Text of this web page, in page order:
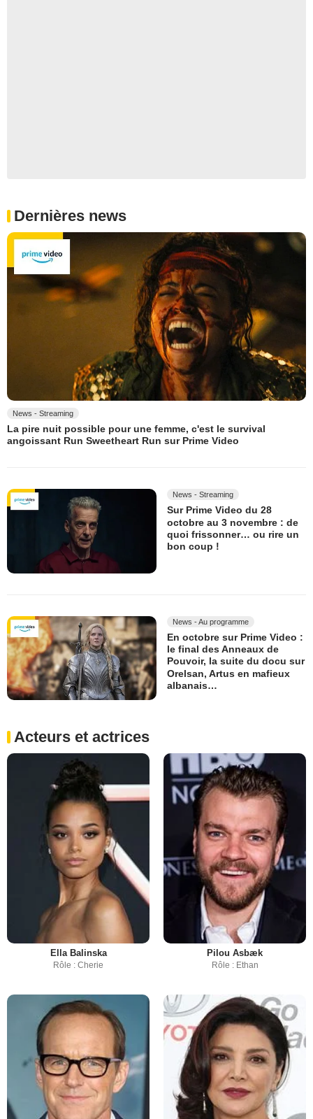
Dernières news
News - Streaming
La pire nuit possible pour une femme, c'est le survival
angoissant Run Sweetheart Run sur Prime Video
News - Streaming
Sur Prime Video du 28
octobre au 3 novembre : de
quoi frissonner… ou rire un
bon coup !
News - Au programme
En octobre sur Prime Video :
le final des Anneaux de
Pouvoir, la suite du docu sur
Orelsan, Artus en mafieux
albanais…
Acteurs et actrices
Ella Balinska
Rôle : Cherie
Pilou Asbæk
Rôle : Ethan